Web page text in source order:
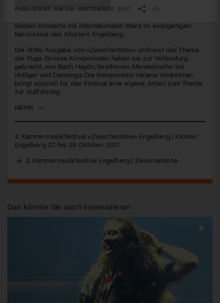
PUBLIZIERT AM 22. SEPTEMBER 2017
Sieben Konzerte mit internationalen Stars im einzigartigen
Barocksaal des Klosters Engelberg.
Die dritte Ausgabe von «Zwischentöne» umkreist das Thema
der Fuge. Grosse Komponisten haben sie zur Vollendung
gebracht, von Bach, Haydn, Beethoven, Mendelssohn bis
Holliger und Demenga. Die Komponistin Helena Winkelman
bringt speziell für das Festival eine eigene Arbeit zum Thema
zur Aufführung.
MEHR
3. Kammermusikfestival «Zwischentöne» Engelberg | Kloster
Engelberg, 27. bis 29. Oktober 2017.
3. Kammermusikfestival Engelberg | Zwischentöne
Das könnte Sie auch interessieren
Jetzt Mitglied werden